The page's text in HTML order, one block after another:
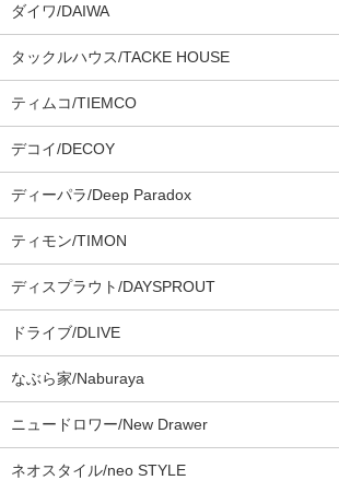
ダイワ/DAIWA
タックルハウス/TACKE HOUSE
ティムコ/TIEMCO
デコイ/DECOY
ディーパラ/Deep Paradox
ティモン/TIMON
ディスプラウト/DAYSPROUT
ドライブ/DLIVE
なぶら家/Naburaya
ニュードロワー/New Drawer
ネオスタイル/neo STYLE